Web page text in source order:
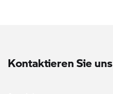
Kontaktieren Sie uns